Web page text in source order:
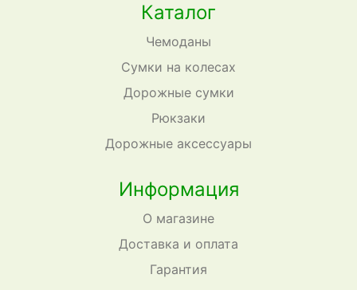
Каталог
Чемоданы
Сумки на колесах
Дорожные сумки
Рюкзаки
Дорожные аксессуары
Информация
О магазине
Доставка и оплата
Гарантия